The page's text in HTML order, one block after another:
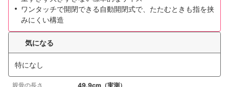
ワンタッチで開閉できる自動開閉式で、たたむときも指を挟
みにくい構造
気になる
特になし
親骨の長さ 49.9cm（実測）